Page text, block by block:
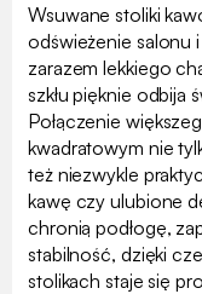
Wsuwane stoliki
odświeżenie salonu
zarazem lekkiego
szkłu pięknie odbija
Połączenie
kwadratowym nie
też niezwykle
kawę czy ulubione
chronią podłogę,
stabilność, dzięki
stolikach staje się